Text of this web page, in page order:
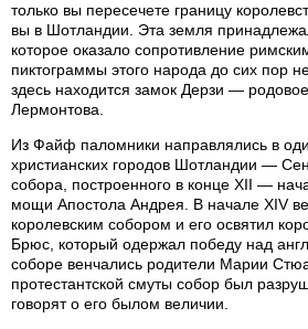
только вы пересечете границу
вы в Шотландии. Эта земля
которое оказало сопротивление
пиктограммы этого народа до сих пор
здесь находится замок Дерзи —
Лермонтова.
Из Файф паломники направлялись в
христианских городов Шотландии —
собора, построенного в конце XII —
мощи Апостола Андрея. В начале XIV
королевским собором и его освятил
Брюс, который одержал победу над
соборе венчались родители Марии
протестантской смуты собор был
говорят о его былом величии.